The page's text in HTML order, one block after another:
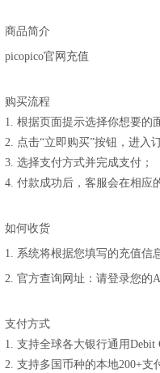
商品简介
picopico官网充值
购买流程
1. 根据页面提示选择你想要的
2. 点击“立即购买”按钮，进入
3. 选择支付方式并完成支付；
4. 付款成功后，客服会在相应
如何收货
1. 系统将根据您填写的充值信
2. 官方查询网址：请登录您的
支付方式
1. 支持全球各大银行通用Debit
2. 支持多国币种的本地200+支